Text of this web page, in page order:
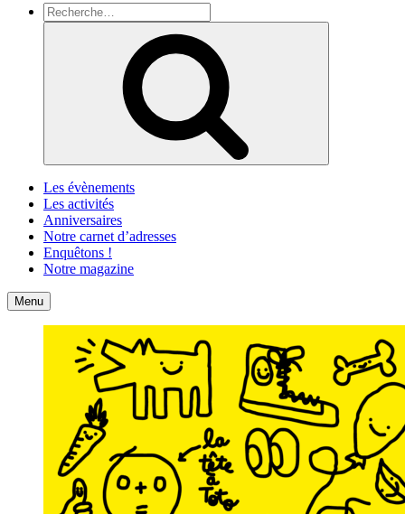
Recherche
pour
Les évènements
Les activités
Anniversaires
Notre carnet d’adresses
Enquêtons !
Notre magazine
Accueil
Menu Contact